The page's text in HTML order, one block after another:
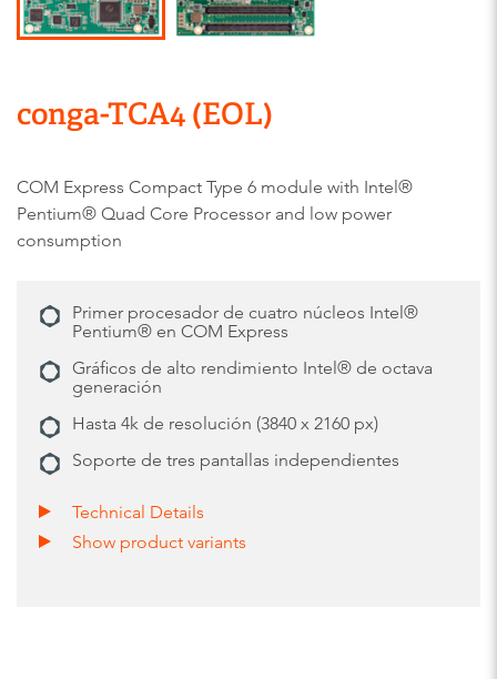
conga-TCA4 (EOL)
COM Express Compact Type 6 module with Intel®
Pentium® Quad Core Processor and low power
consumption
Primer procesador de cuatro núcleos Intel®
Pentium® en COM Express
Gráficos de alto rendimiento Intel® de octava
generación
Hasta 4k de resolución (3840 x 2160 px)
Soporte de tres pantallas independientes
Technical Details
Show product variants